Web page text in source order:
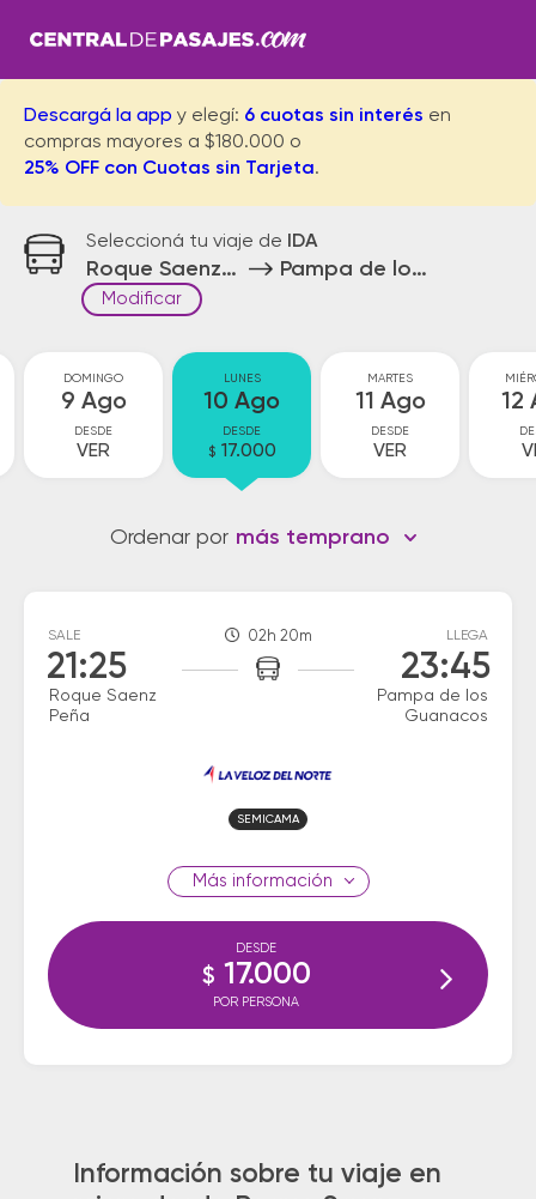
Descargá la app y elegí: 6 cuotas sin interés en
compras mayores a $180.000 o
25% OFF con Cuotas sin Tarjeta.
Seleccioná tu viaje de IDA
Roque Saenz Peña Pampa de los Guanacos
Modificar
DOMINGO
9 Ago
DESDE
VER
LUNES
10 Ago
DESDE
$ 17.000
MARTES
11 Ago
DESDE
VER
12
Ordenar por más temprano
SALE
21:25
Roque Saenz
Peña
02h 20m LLEGA
23:45
Pampa de los
Guanacos
SEMICAMA
información
DESDE
$ 17.000
POR PERSONA
Información sobre tu viaje en